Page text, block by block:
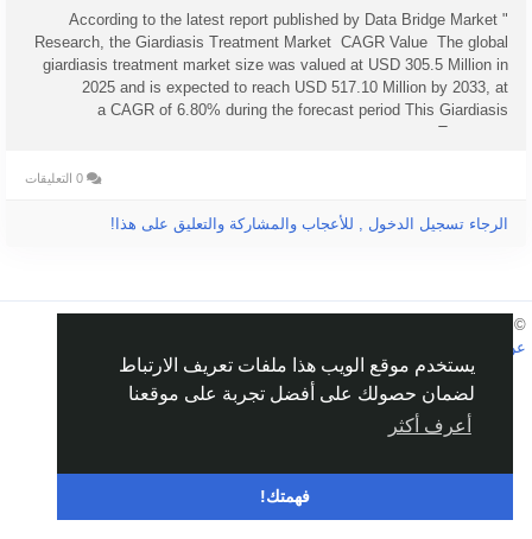
يستخدم موقع الويب هذا ملفات تعريف الارتباط
لضمان حصولك على أفضل تجربة على موقعنا
أعرف أكثر
فهمتك!
" According to the latest report published by Data Bridge Market
Research, the Giardiasis Treatment Market CAGR Value The global
giardiasis treatment market size was valued at USD 305.5 Million in
2025 and is expected to reach USD 517.10 Million by 2033, at
a CAGR of 6.80% during the forecast period This Giardiasis
Treatment...
الرجاء تسجيل الدخول , للأعجاب والمشاركة والتعليق على هذا!
© 2026 Humans and Slaves
عن